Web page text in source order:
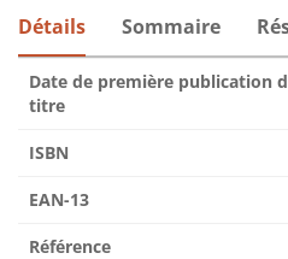
Détails Sommaire
Date de première publication
titre
ISBN
EAN-13
Référence